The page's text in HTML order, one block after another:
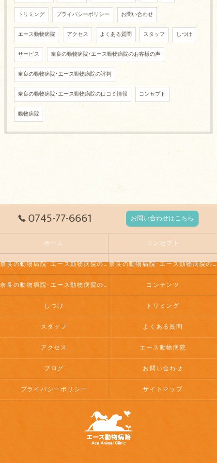
トリミング プライバシーポリシー お問い合わせ
エース動物病院 アクセス よくある質問 スタッフ しつけ
サービス 奈良の動物病院･エース動物病院のお客様の声
奈良の動物病院･エース動物病院の評判
奈良の動物病院･エース動物病院の口コミ情報 コンセプト
動物病院
0745-77-6661 お問い合わせはこちら
ホーム コンセプト
奈良の動物病院･エース動物病院の口コミ情報 奈良の動物病院･エース動物病院の評判
奈良の動物病院･エース動物病院のお客様の声 コンテンツ
しつけ トリミング
スタッフ よくある質問
アクセス エース動物病院
ブログ お問い合わせ
プライバシーポリシー サイトマップ